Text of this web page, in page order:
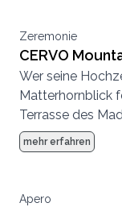
Zeremonie
CERVO
Terrasse und
Wer seine
Matterhornblick
Terrasse des
Hotspot und im
Sonnenterrasse.
mehr erfahren
Apero